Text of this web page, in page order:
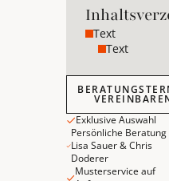
Text
Text
Beratungstermin
Exklusive Auswahl
Persönliche Beratung
Lisa Sauer & Chris
Doderer
Musterservice auf